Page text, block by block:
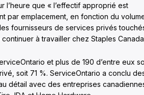
l’heure que « l’effectif approprié est
par emplacement, en fonction du
fournisseurs de services privés
à travailler chez Staples
et plus de 190 d’entre eux
soit 71 %. ServiceOntario a conclu
détail avec des entreprises